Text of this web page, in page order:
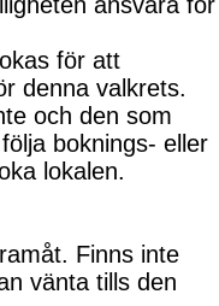
för att
denna valkrets.
och den som
boknings- eller
lokalen.
Finns inte
vänta tills den